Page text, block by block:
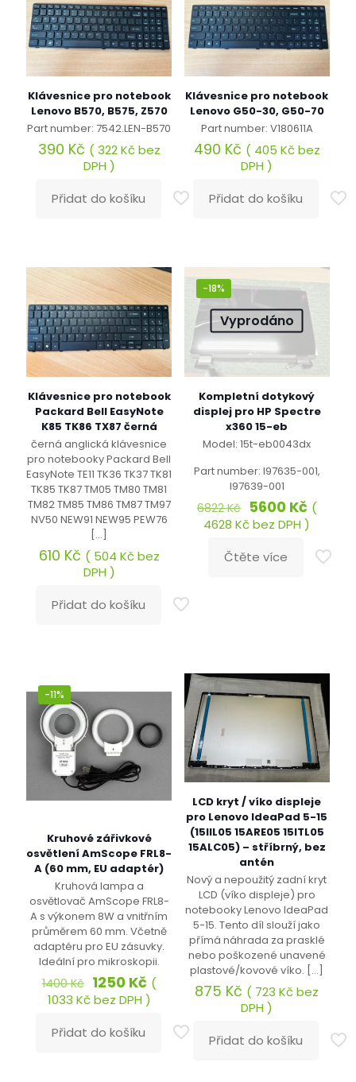
Klávesnice pro notebook
Lenovo B570, B575, Z570
Part number: 7542.LEN-B570
390 Kč (322Kčbez
DPH )
Přidat do košíku
Klávesnice pro notebook
Lenovo G50-30, G50-70
Part number: V180611A
490 Kč ( 405 Kčbez
DPH )
Přidat do košíku
Klávesnice pro notebook
Packard Bell EasyNote
K85 TK86 TX87 černá
černá anglická klávesnice
pro notebooky Packard Bell
EasyNote TE11 TK36 TK37 TK81
TK85 TK87 TM05 TM80 TM81
TM82 TM85 TM86 TM87 TM97
NV50 NEW91 NEW95 PEW76
[…]
610 Kč ( 504 Kčbez
DPH )
Přidat do košíku
-18%
Vyprodáno
Kompletní dotykový
displej pro HP Spectre
x360 15-eb
Model: 15t-eb0043dx
Part number: l97635-001,
l97639-001
6822Kč Původní
cena
6822 Kč.
5600 Kč
cena
je:
5600
(
4628Kčbez DPH )
Čtěte více
-11%
Kruhové zářivkové
osvětlení AmScope FRL8-
A (60 mm, EU adaptér)
Kruhová lampa a
osvětlovač AmScope FRL8-
A s výkonem 8W a vnitřním
průměrem 60 mm. Včetně
adaptéru pro EU zásuvky.
Ideální pro mikroskopii.
1400Kč Původní
cena
1400 Kč.
1250 KčAktuální
cena
je:
1250 Kč.
(
1033 Kčbez DPH )
Přidat do košíku
LCD kryt / víko displeje
pro Lenovo IdeaPad 5-15
(15IIL05 15ARE05 15ITL05
15ALC05) – stříbrný, bez
antén
Nový a nepoužitý zadní kryt
LCD (víko displeje) pro
notebooky Lenovo IdeaPad
5-15. Tento díl slouží jako
přímá náhrada za prasklé
nebo poškozené unavené
plastové/kovové víko. […]
875 Kč ( 723Kčbez
DPH )
Přidat do košíku